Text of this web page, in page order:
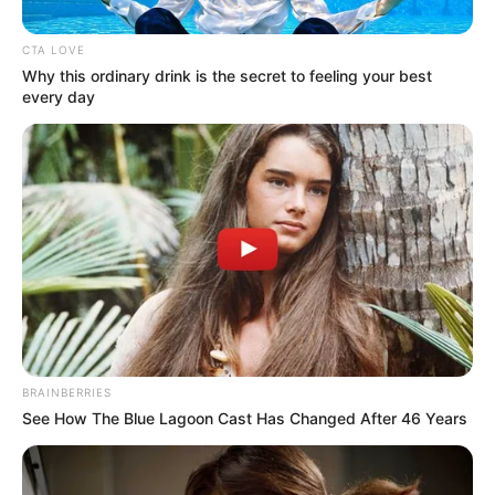
Cortesía
Policía descubre cocaína diluida en agua de coco en el
Por:qa editor_alertas
Junio 12, 2024
CTA LOVE
Why this ordinary drink is the secret to feeling your best
every day
BRAINBERRIES
See How The Blue Lagoon Cast Has Changed After 46 Years